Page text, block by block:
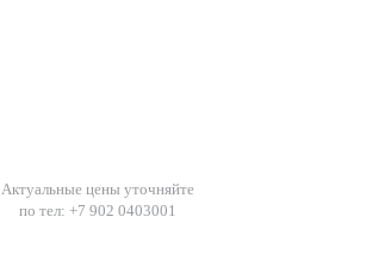
Актуальные цены уточняйте
по тел: +7 902 0403001